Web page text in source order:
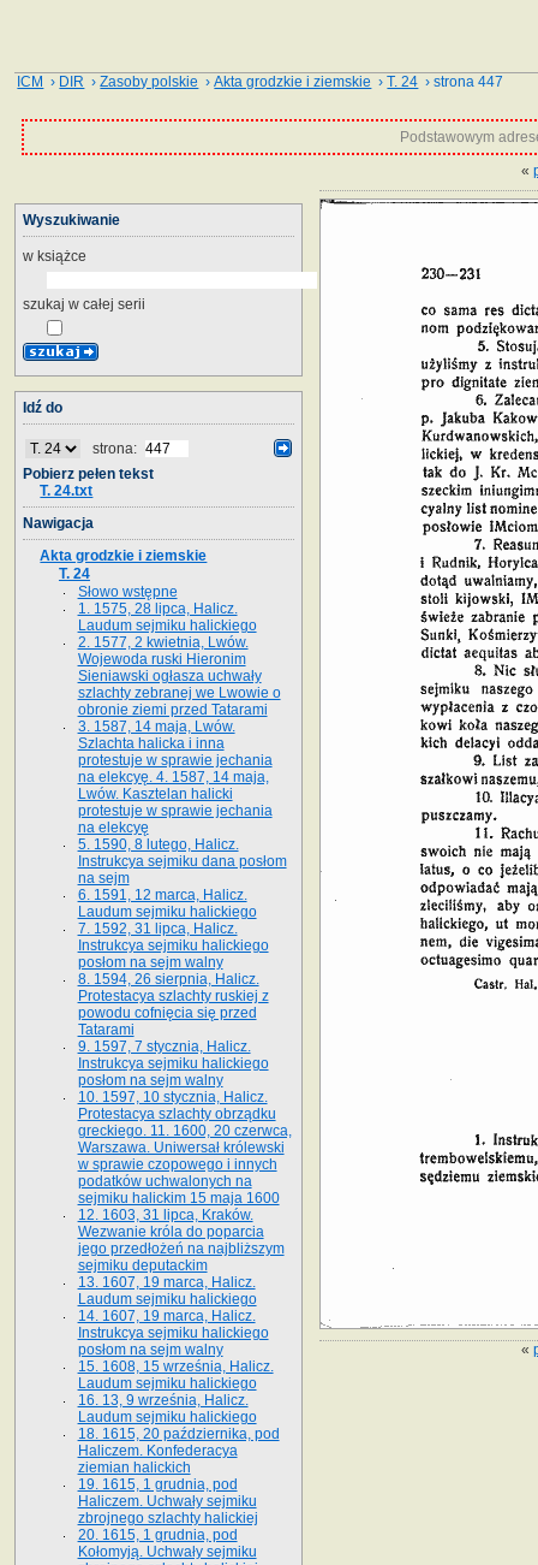
ICM › DIR ›Zasoby polskie ›Akta grodzkie i ziemskie ›T. 24 › strona 447
Podstawowym
«
«
Wyszukiwanie
w książce
szukaj w całej serii
Idź do
strona:
Pobierz pełen tekst
T. 24.txt
Nawigacja
Akta grodzkie i ziemskie
T. 24
Słowo wstępne
1. 1575, 28 lipca, Halicz.
Laudum sejmiku halickiego
2. 1577, 2 kwietnia, Lwów.
Wojewoda ruski Hieronim
Sieniawski ogłasza uchwały
szlachty zebranej we Lwowie o
obronie ziemi przed Tatarami
3. 1587, 14 maja, Lwów.
Szlachta halicka i inna
protestuje w sprawie jechania
na elekcyę. 4. 1587, 14 maja,
Lwów. Kasztelan halicki
protestuje w sprawie jechania
na elekcyę
5. 1590, 8 lutego, Halicz.
Instrukcya sejmiku dana posłom
na sejm
6. 1591, 12 marca, Halicz.
Laudum sejmiku halickiego
7. 1592, 31 lipca, Halicz.
Instrukcya sejmiku halickiego
posłom na sejm walny
8. 1594, 26 sierpnia, Halicz.
Protestacya szlachty ruskiej z
powodu cofnięcia się przed
Tatarami
9. 1597, 7 stycznia, Halicz.
Instrukcya sejmiku halickiego
posłom na sejm walny
10. 1597, 10 stycznia, Halicz.
Protestacya szlachty obrządku
greckiego. 11. 1600, 20 czerwca,
Warszawa. Uniwersał królewski
w sprawie czopowego i innych
podatków uchwalonych na
sejmiku halickim 15 maja 1600
12. 1603, 31 lipca, Kraków.
Wezwanie króla do poparcia
jego przedłożeń na najbliższym
sejmiku deputackim
13. 1607, 19 marca, Halicz.
Laudum sejmiku halickiego
14. 1607, 19 marca, Halicz.
Instrukcya sejmiku halickiego
posłom na sejm walny
15. 1608, 15 września, Halicz.
Laudum sejmiku halickiego
16. 13, 9 września, Halicz.
Laudum sejmiku halickiego
18. 1615, 20 października, pod
Haliczem. Konfederacya
ziemian halickich
19. 1615, 1 grudnia, pod
Haliczem. Uchwały sejmiku
zbrojnego szlachty halickiej
20. 1615, 1 grudnia, pod
Kołomyją. Uchwały sejmiku